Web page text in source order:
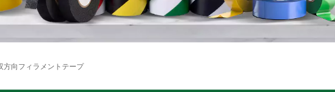
方向フィラメントテープ